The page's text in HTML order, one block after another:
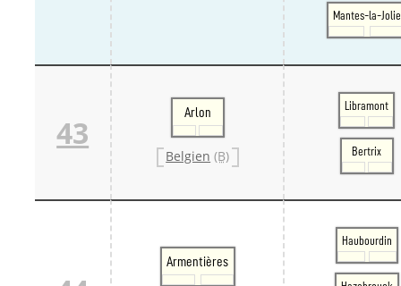
Mantes-la-Jolie
43
Arlon
Belgien (B)
Libramont
Bertrix
Armentières
Haubourdin